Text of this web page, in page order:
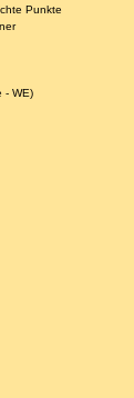
Punkte
- WE)